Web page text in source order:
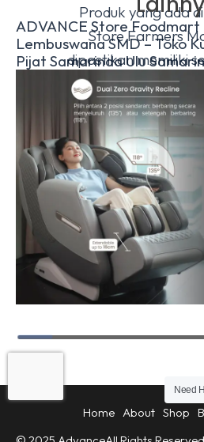
Produk yang ada
Store Farmers
dipastikan memiliki
Alat
ADVANCE Store Foodmart
Lembuswana SMD – Toko
Pijat Samarinda Ulu
Home About Shop
Need